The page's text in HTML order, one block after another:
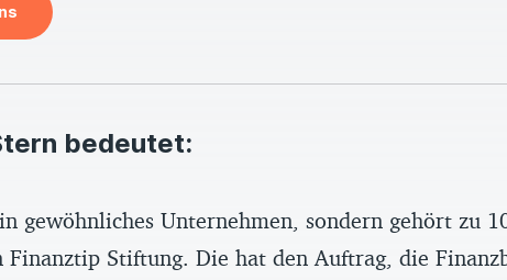
bedeutet:
gewöhnliches Unternehmen, sondern gehört zu
Finanztip Stiftung. Die hat den Auftrag, die